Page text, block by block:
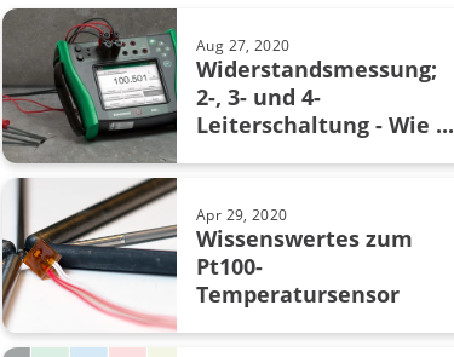
Kalibriertoleranz
Kalibrierung in Chemischer Industrie
Webinar
datenintegrität
AMS2750
Beamex MC6
Aug 27, 2020
Widerstandsmessung;
2-, 3- und 4-
Leiterschaltung - Wie ...
Apr 29, 2020
Wissenswertes zum
Pt100-
Temperatursensor